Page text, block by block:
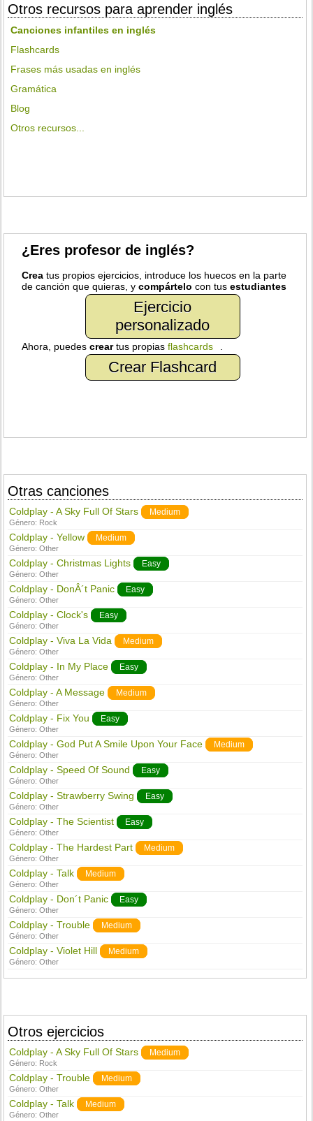
Otros recursos para aprender inglés
Canciones infantiles en inglés
Flashcards
Frases más usadas en inglés
Gramática
Blog
Otros recursos...
¿Eres profesor de inglés?
Crea tus propios ejercicios, introduce los huecos en la parte
de canción que quieras, ycompártelo con tusestudiantes
Ejercicio
personalizado
Ahora, puedescreartus propiasflashcards
Crear Flashcard
Otras canciones
Coldplay - A Sky Full Of Stars Medium
Género: Rock
Coldplay - Yellow Medium
Género:Other
Coldplay - Christmas Lights Easy
Género:Other
Coldplay - DonÂ´t Panic Easy
Género:Other
Coldplay - Clock's Easy
Género:Other
Coldplay - Viva La Vida Medium
Género:Other
Coldplay - In My Place Easy
Género:Other
Coldplay - A Message Medium
Género:Other
Coldplay - Fix You Easy
Género:Other
Coldplay - God Put A Smile Upon Your Face Medium
Género:Other
Coldplay - Speed Of Sound Easy
Género:Other
Coldplay - Strawberry Swing Easy
Género:Other
Coldplay - The Scientist Easy
Género:Other
Coldplay - The Hardest Part Medium
Género:Other
Coldplay - Talk Medium
Género:Other
Coldplay - Don´t Panic Easy
Género:Other
Coldplay - Trouble Medium
Género:Other
Coldplay - Violet Hill Medium
Género:Other
Otros ejercicios
Coldplay - A Sky Full Of Stars Medium
Género: Rock
Coldplay - Trouble Medium
Género:Other
Coldplay - Talk Medium
Género:Other